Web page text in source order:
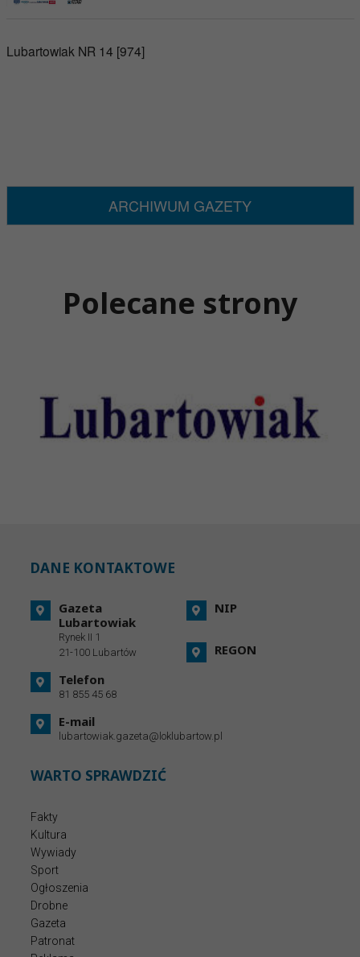
Lubartowiak NR 14 [974]
ARCHIWUM GAZETY
Polecane strony
DANE KONTAKTOWE
Gazeta
Lubartowiak
Rynek II 1
21-100 Lubartów
Telefon
81 855 45 68
E-mail
lubartowiak.gazeta@loklubartow.pl
NIP
REGON
WARTO SPRAWDZIĆ
Fakty
Kultura
Wywiady
Sport
Ogłoszenia
Drobne
Gazeta
Patronat